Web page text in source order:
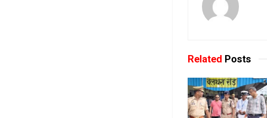
Related Posts